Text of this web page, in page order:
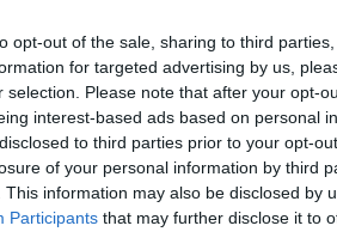
opt-out of the sale, sharing to third
for targeted advertising by us,
selection. Please note that after your opt-
interest-based ads based on personal
to third parties prior to your opt-
of your personal information by third
This information may also be disclosed by
Participants that may further disclose it to